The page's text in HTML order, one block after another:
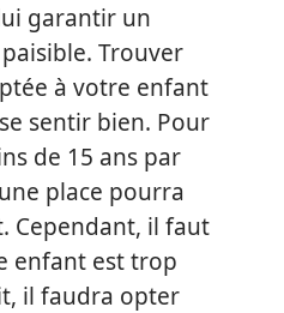
garantir un
Trouver
à votre enfant
sentir bien. Pour
de 15 ans par
place pourra
Cependant, il faut
enfant est trop
il faudra opter